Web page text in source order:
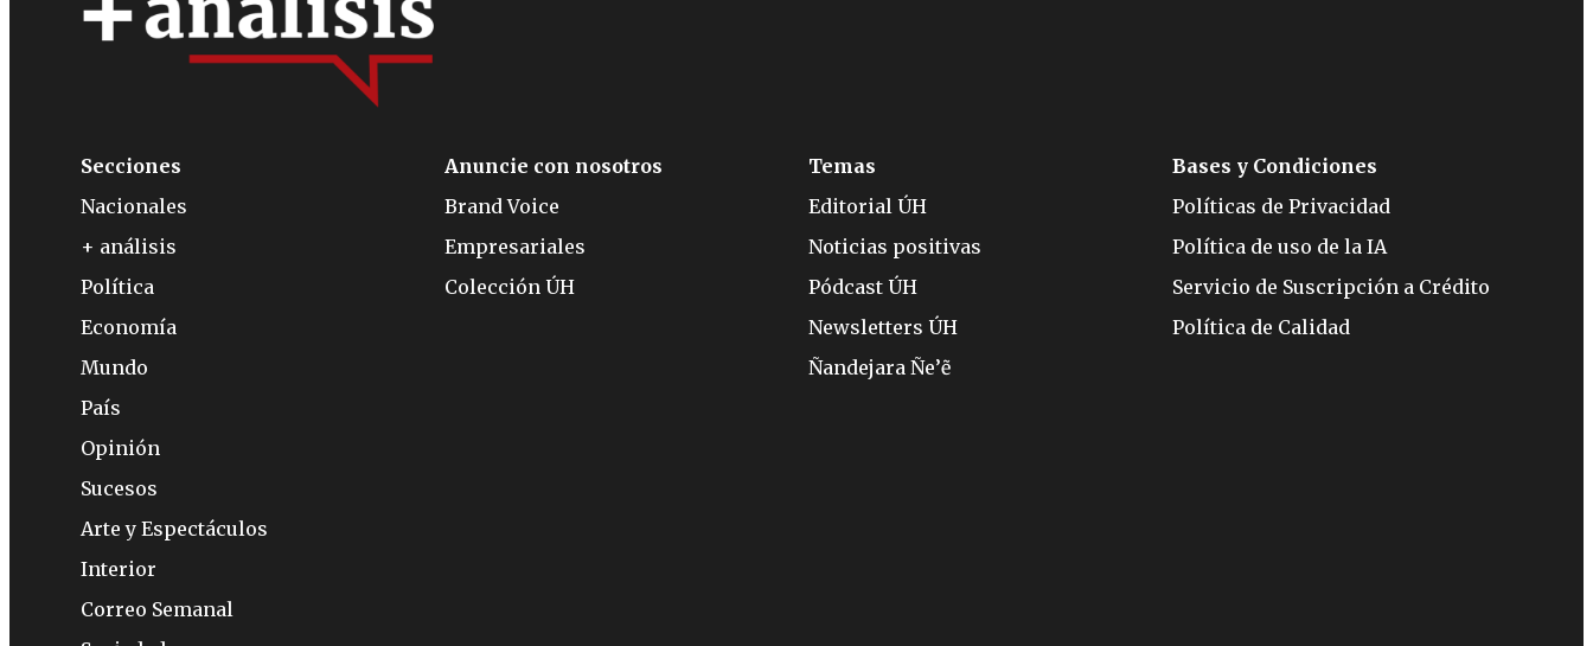
Secciones
Nacionales
+ análisis
Política
Economía
Mundo
País
Opinión
Sucesos
Arte y Espectáculos
Interior
Correo Semanal
Anuncie con nosotros
Brand Voice
Empresariales
Colección ÚH
Temas
Editorial ÚH
Noticias positivas
Pódcast ÚH
Newsletters ÚH
Ñandejara Ñe’ẽ
Bases y Condiciones
Políticas de Privacidad
Política de uso de la IA
Servicio de Suscripción a Crédito
Política de Calidad